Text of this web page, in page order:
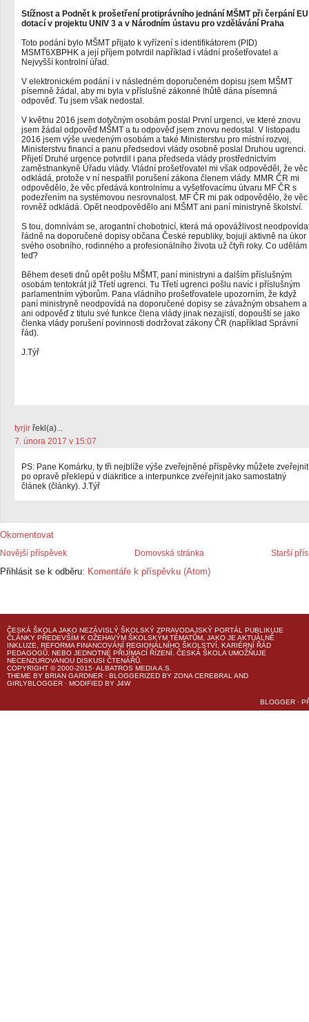
Stížnost a Podnět k prošetření protiprávního jednání MŠMT při čerpání EU
dotací v projektu UNIV 3 a v Národním ústavu pro vzdělávání Praha
Toto podání bylo MŠMT přijato k vyřízení s identifikátorem (PID)
MSMT6XBPHK a její příjem potvrdil například i vládní prošetřovatel a
Nejvyšší kontrolní úřad.
V elektronickém podání i v následném doporučeném dopisu jsem MŠMT
písemně žádal, aby mi byla v příslušné zákonné lhůtě dána písemná
odpověď. Tu jsem však nedostal.
V květnu 2016 jsem dotyčným osobám poslal První urgenci, ve které znovu
jsem žádal odpověď MŠMT a tu odpověď jsem znovu nedostal. V listopadu
2016 jsem výše uvedeným osobám a také Ministerstvu pro místní rozvoj,
Ministerstvu financí a panu předsedovi vlády osobně poslal Druhou ugrenci.
Přijetí Druhé urgence potvrdil i pana předseda vlády prostřednictvím
zaměstnankyně Úřadu vlády. Vládní prošetřovatel mi však odpověděl, že věc
odkládá, protože v ní nespatřil porušení zákona členem vlády. MMR ČR mi
odpovědělo, že věc předává kontrolnímu a vyšetřovacímu útvaru MF ČR s
podezřením na systémovou nesrovnalost. MF ČR mi pak odpovědělo, že věc
rovněž odkládá. Opět neodpovědělo ani MŠMT ani paní ministryně školství.
S tou, domnívám se, arogantní chobotnicí, která má opovážlivost
řádně na doporučené dopisy občana České republiky, bojuji aktivně na úkor
svého osobního, rodinného a profesionálního života už čtyři roky. Co udělám
teď?
Během deseti dnů opět pošlu MŠMT, paní ministryni a dalším příslušným
osobám tentokrát již Třetí ugrenci. Tu Třetí ugrenci pošlu navíc i příslušným
parlamentním výborům. Pana vládního prošetřovatele upozorním, že když
paní ministryně neodpovídá na doporučené dopisy se závažným obsahem a
ani odpověď z titulu své funkce člena vlády jinak nezajistí, dopouští se jako
členka vlády porušení povinnosti dodržovat zákony ČR (například Správní
řád).
J.Týř
tyrjir řekl(a)...
7. února 2017 v 15:07
PS: Pane Komárku, ty tři nejblíže výše zveřejněné příspěvky můžete
po opravě překlepú v diakritice a interpunkce zveřejnit jako samostatný
článek (články). J.Týř
Okomentovat
Novější příspěvek Starší
Domovská stránka
Přihlásit se k odběru: Komentáře k příspěvku (Atom)
ČESKÁ ŠKOLA JAKO NEZÁVISLÝ ŠKOLSKÝ ZPRAVODAJSKÝ PORTÁL PUBLIKUJE
ČLÁNKY PŘEDEVŠÍM K OŽEHAVÝM ŠKOLSKÝM TÉMATŮM, JAKO JE AKTUÁLNĚ
INKLUZE, REFORMA FINANCOVÁNÍ REGIONÁLNÍHO ŠKOLSTVÍ, KARIÉRNÍ ŘÁD
PEDAGOGŮ, NEBO JEDNOTNÉ PŘIJÍMACÍ ŘÍZENÍ. ČESKÁ ŠKOLA UMOŽŇUJE
NECENZUROVANOU DISKUSI ČTENÁŘŮ.
COPYRIGHT © 2000-2015· ALBATROS MEDIA A.S.
THEME BY BRIAN GARDNER · BLOGGERIZED BY ZONA CEREBRAL AND
GIRLYBLOGGER · MODIFIED BY J4W
BLOGGER ·